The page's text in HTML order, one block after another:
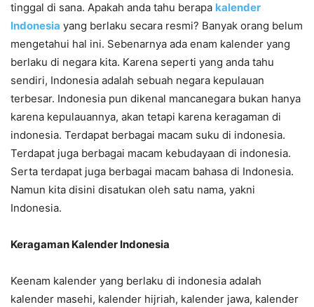
tinggal di sana. Apakah anda tahu berapa kalender
Indonesia yang berlaku secara resmi? Banyak orang belum
mengetahui hal ini. Sebenarnya ada enam kalender yang
berlaku di negara kita. Karena seperti yang anda tahu
sendiri, Indonesia adalah sebuah negara kepulauan
terbesar. Indonesia pun dikenal mancanegara bukan hanya
karena kepulauannya, akan tetapi karena keragaman di
indonesia. Terdapat berbagai macam suku di indonesia.
Terdapat juga berbagai macam kebudayaan di indonesia.
Serta terdapat juga berbagai macam bahasa di Indonesia.
Namun kita disini disatukan oleh satu nama, yakni
Indonesia.
Keragaman Kalender Indonesia
Keenam kalender yang berlaku di indonesia adalah
kalender masehi, kalender hijriah, kalender jawa, kalender